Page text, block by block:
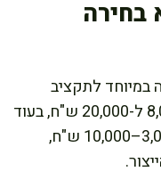
יד 2 היא בחירה
במיוחד לתקציב
מוגבל. כלי חדש עשוי לעלות בין 8,000 ל-20,000 ש"ח, בעוד
שמחירי קלנועיות יד 2 נעים סביב 3,000–10,000 ש"ח,